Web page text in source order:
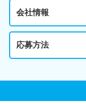
会社情報
応募方法